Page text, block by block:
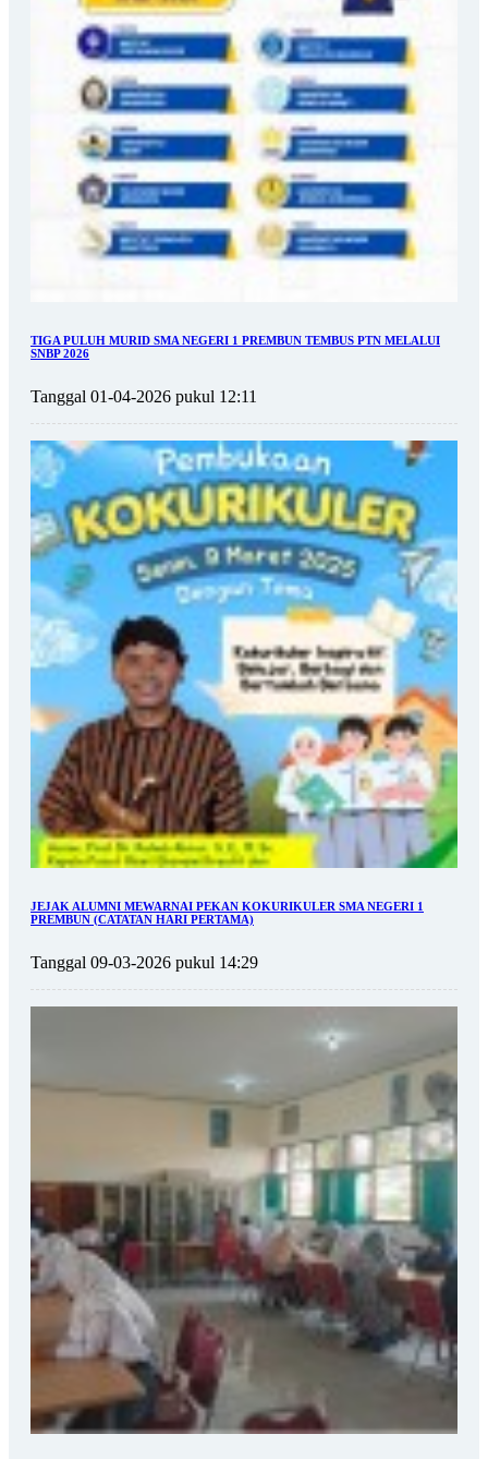
TIGA PULUH MURID SMA NEGERI 1 PREMBUN TEMBUS PTN MELALUI
SNBP 2026
Tanggal 01-04-2026 pukul 12:11
JEJAK ALUMNI MEWARNAI PEKAN KOKURIKULER SMA NEGERI 1
PREMBUN (CATATAN HARI PERTAMA)
Tanggal 09-03-2026 pukul 14:29